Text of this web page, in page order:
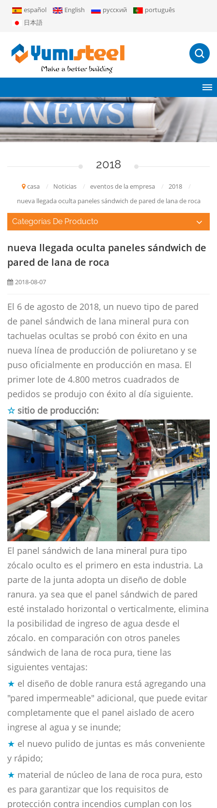
español English русский
português
日本語
2018
casa / Noticias / eventos de la empresa / 2018
/
nueva llegada oculta paneles sándwich de pared de lana de roca
Categorías De Producto
nueva llegada oculta paneles sándwich de
pared de lana de roca
2018-08-07
El 6 de agosto de 2018, un nuevo tipo de pared
de panel sándwich de lana mineral pura con
tachuelas ocultas se probó con éxito en una
nueva línea de producción de poliuretano y se
puso oficialmente en producción en masa. El
primer lote de 4.800 metros cuadrados de
pedidos se produjo con éxito al día siguiente.
☆ sitio de producción:
El panel sándwich de lana mineral pura tipo
zócalo oculto es el primero en esta industria. La
parte de la junta adopta un diseño de doble
ranura. ya sea que el panel sándwich de pared
esté instalado horizontal o verticalmente, elimina
la posibilidad de ingreso de agua desde el
zócalo. en comparación con otros paneles
sándwich de lana de roca pura, tiene las
siguientes ventajas:
★ el diseño de doble ranura está agregando una
"pared impermeable" adicional, que puede evitar
completamente que el panel aislado de acero
ingrese al agua y se inunde;
★ el nuevo pulido de juntas es más conveniente
y rápido;
★ material de núcleo de lana de roca pura, esto
es para garantizar que los requisitos de
protección contra incendios cumplan con los